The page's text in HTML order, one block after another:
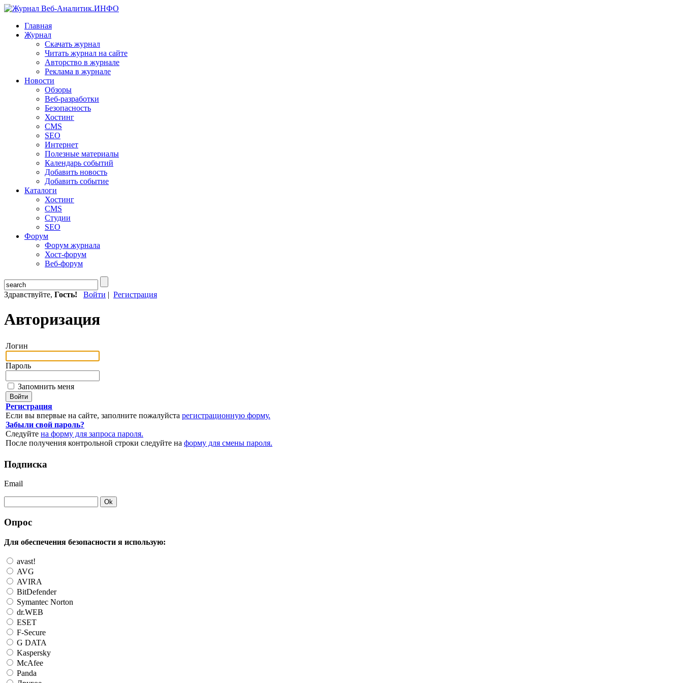
Главная
Журнал
Скачать журнал
Читать журнал на сайте
Авторство в журнале
Реклама в журнале
Новости
Обзоры
Веб-разработки
Безопасность
Хостинг
CMS
SEO
Интернет
Полезные материалы
Календарь событий
Добавить новость
Добавить событие
Каталоги
Хостинг
CMS
Студии
SEO
Форум
Форум журнала
Хост-форум
Веб-форум
Здравствуйте, Гость! Войти | Регистрация
Авторизация
Логин
Пароль
Запомнить меня
Регистрация
Если вы впервые на сайте, заполните пожалуйста регистрационную форму.
Забыли свой пароль?
Следуйте на форму для запроса пароля.
После получения контрольной строки следуйте на форму для смены пароля.
Подписка
Email
Опрос
Для обеспечения безопасности я использую:
avast!
AVG
AVIRA
BitDefender
Symantec Norton
dr.WEB
ESET
F-Secure
G DATA
Kaspersky
McAfee
Panda